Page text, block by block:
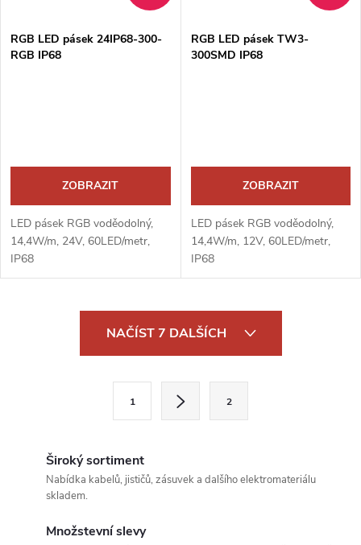
RGB LED pásek 24IP68-300-
RGB IP68
ZOBRAZIT
LED pásek RGB voděodolný,
14,4W/m, 24V, 60LED/metr,
IP68
RGB LED pásek TW3-
300SMD IP68
ZOBRAZIT
LED pásek RGB voděodolný,
14,4W/m, 12V, 60LED/metr,
IP68
NAČÍST 7 DALŠÍCH
1 2
Široký sortiment
Nabídka kabelů, jističů, zásuvek a dalšího elektromateriálu
skladem.
Množstevní slevy